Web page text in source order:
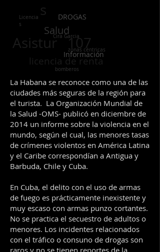
La Habana se reconoce como una de las
ciudades más seguras de la región para
el turista. La Organización Mundial de
la Salud -OMS- publicó en diciembre de
2014 un informe sobre la violencia en el
mundo, según el cual, las menores tasas
de crímenes violentos en América Latina
y el Caribe correspondían a Antigua y
Barbuda, Chile y Cuba.
En Cuba, el delito con el uso de armas
de fuego es prácticamente inexistente y
muy escaso con armas punzo cortantes.
No se practica el secuestro de adultos o
menores. Los incidentes relacionados
con el tráfico o consuno de drogas son
raros y no se tienen reportes de la
Asistur 107
s
Licencia
s
DROGAS
Salud
Cira Garcia
licencia de renta
Información
zonas céntricas
bomberos